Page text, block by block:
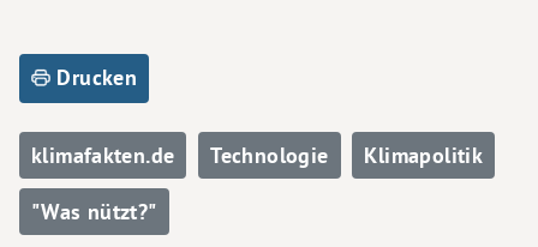
Drucken
klimafakten.de Technologie Klimapolitik
"Was nützt?"